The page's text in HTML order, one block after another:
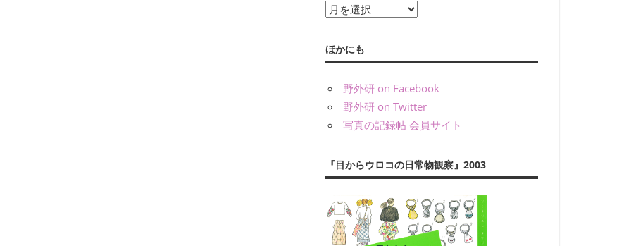
年
で
記
ほかにも
野外研 on Facebook
野外研 on Twitter
写真の記録帖 会員サイト
『目からウロコの日常物観察』2003